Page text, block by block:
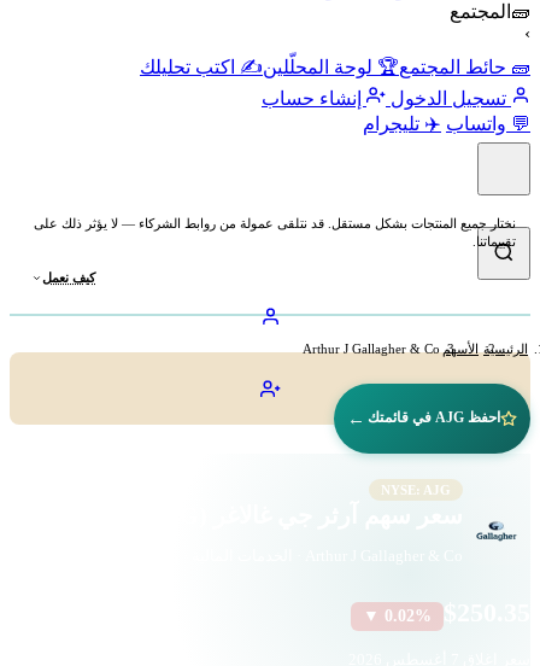
🧱المجتمع
🧱 حائط المجتمع🏆 لوحة المحلّلين✍️ اكتب تحليلك
تسجيل الدخول
إنشاء حساب
💬 واتساب ✈️ تليجرام
نختار جميع المنتجات بشكل مستقل. قد نتلقى عمولة من روابط الشركاء — لا يؤثر ذلك على
تقييماتنا.
كيف نعمل
الرئيسية الأسهم Arthur J Gallagher & Co
احفظ AJG في قائمتك ←
NYSE: AJG
▼ 0.02%